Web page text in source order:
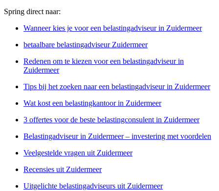
Spring direct naar:
Wanneer kies je voor een belastingadviseur in Zuidermeer
betaalbare belastingadviseur Zuidermeer
Redenen om te kiezen voor een belastingadviseur in
Zuidermeer
Tips bij het zoeken naar een belastingadviseur in Zuidermeer
Wat kost een belastingkantoor in Zuidermeer
3 offertes voor de beste belastingconsulent in Zuidermeer
Belastingadviseur in Zuidermeer – investering met voordelen
Veelgestelde vragen uit Zuidermeer
Recensies uit Zuidermeer
Uitgelichte belastingadviseurs uit Zuidermeer